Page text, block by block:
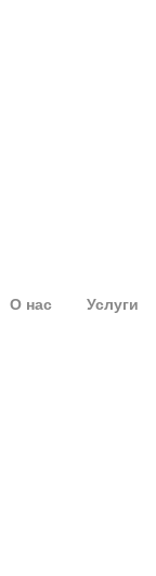
О нас Услуги